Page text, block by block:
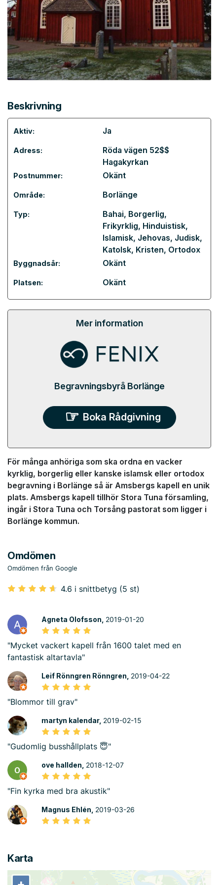
Beskrivning
Aktiv: Ja
Adress:
Röda vägen 52$$
Hagakyrkan
Postnummer: Okänt
Område: Borlänge
Typ: Bahai, Borgerlig,
Frikyrklig, Hinduistisk,
Islamisk, Jehovas, Judisk,
Katolsk, Kristen, Ortodox
Byggnadsår: Okänt
Platsen: Okänt
Mer information
Begravningsbyrå Borlänge
Boka Rådgivning
För många anhöriga som ska ordna en vacker
kyrklig, borgerlig eller kanske islamsk eller ortodox
begravning i Borlänge så är Amsbergs kapell en unik
plats. Amsbergs kapell tillhör Stora Tuna församling,
ingår i Stora Tuna och Torsång pastorat som ligger i
Borlänge kommun.
Omdömen
Omdömen från Google
4.6 i snittbetyg (5 st)
Agneta Olofsson, 2019-01-20
"Mycket vackert kapell från 1600 talet med en
fantastisk altartavla"
Leif Rönngren Rönngren, 2019-04-22
"Blommor till grav"
martyn kalendar, 2019-02-15
"Gudomlig busshållplats 😇"
ove hallden, 2018-12-07
"Fin kyrka med bra akustik"
Magnus Ehlén, 2019-03-26
Karta